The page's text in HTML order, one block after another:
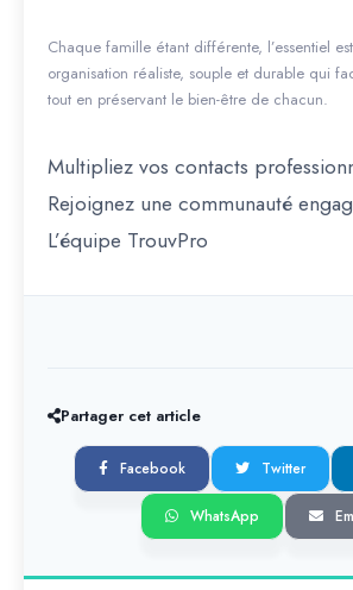
Chaque famille étant différente, l’essentiel
organisation réaliste, souple et durable qui
tout en préservant le bien-être de chacun.
Multipliez vos contacts
Rejoignez une communauté
L’équipe TrouvPro
Partager cet article
Facebook Twitter
WhatsApp